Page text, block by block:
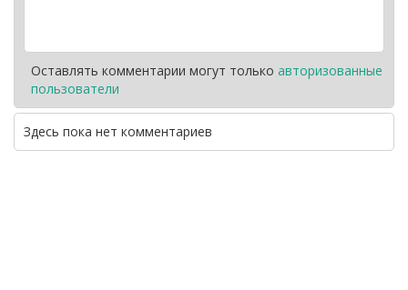
Оставлять комментарии могут только авторизованные
пользователи
Здесь пока нет комментариев